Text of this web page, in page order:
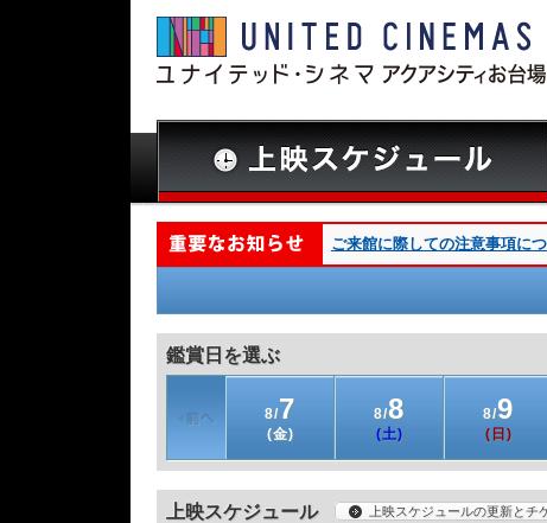
ご来館に際しての注意事項に
鑑賞日を選ぶ
8/7
(金)
8/8
(土)
8/9
(日)
上映スケジュール 上映スケジュールの更新とチ